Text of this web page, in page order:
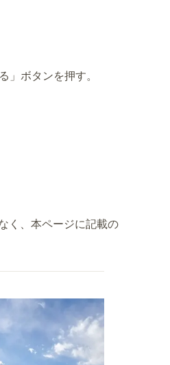
」ボタンを押す。
く、本ページに記載の